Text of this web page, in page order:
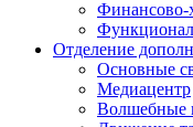
Финансово-
Отделение
Основные
Медиацентр
Волшебные